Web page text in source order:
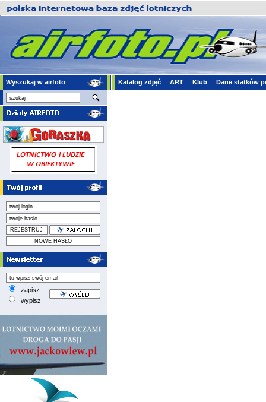
Wyszukaj w airfoto Katalog zdjęć ART Klub Dane statków
zapisz
wypisz